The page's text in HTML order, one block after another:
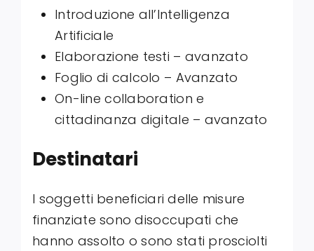
Introduzione all’Intelligenza
Artificiale
Elaborazione testi – avanzato
Foglio di calcolo – Avanzato
On-line collaboration e
cittadinanza digitale – avanzato
Destinatari
I soggetti beneficiari delle misure
finanziate sono disoccupati che
hanno assolto o sono stati prosciolti